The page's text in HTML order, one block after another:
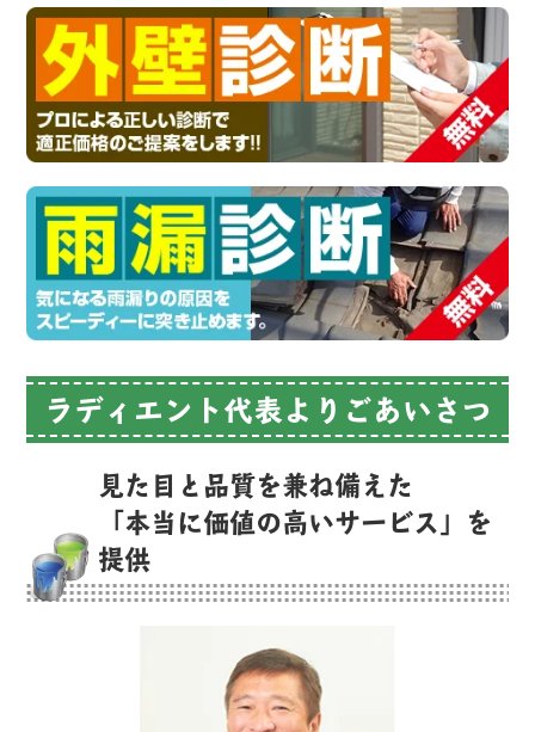
ラディエント代表よりごあいさつ
見た目と品質を兼ね備えた
「本当に価値の高いサービス」を
提供